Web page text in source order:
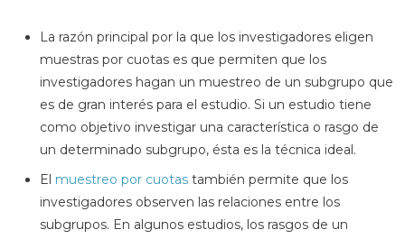
La razón principal por la que los investigadores eligen
muestras por cuotas es que permiten que los
investigadores hagan un muestreo de un subgrupo que
es de gran interés para el estudio. Si un estudio tiene
como objetivo investigar una característica o rasgo de
un determinado subgrupo, ésta es la técnica ideal.
El muestreo por cuotas también permite que los
investigadores observen las relaciones entre los
subgrupos. En algunos estudios, los rasgos de un